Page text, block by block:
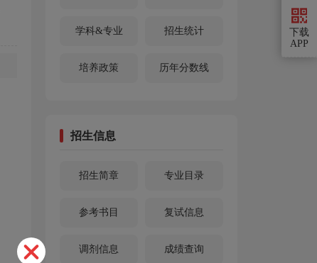
学科&专业 招生统计
培养政策 历年分数线
招生信息
招生简章 专业目录
参考书目 复试信息
调剂信息 成绩查询
下载
APP